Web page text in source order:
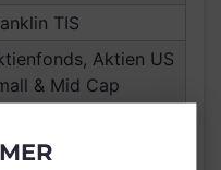
TIS
Aktien US
& Mid Cap